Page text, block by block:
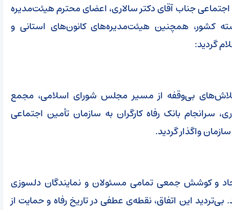
جناب آقای دکتر سالاری، اعضای محترم هیئت‌مدیره
کشور، همچنین هیئت‌مدیره‌های کانون‌های استانی و
گردید:
بی‌وقفه از مسیر مجلس شورای اسلامی، مجمع
بانک رفاه کارگران به سازمان تأمین اجتماعی
واگذار گردید.
و کوشش جمعی تمامی مسئولان و نمایندگان دلسوزی
این اتفاق، نقطه‌ی عطفی در تاریخ رفاه و حمایت از